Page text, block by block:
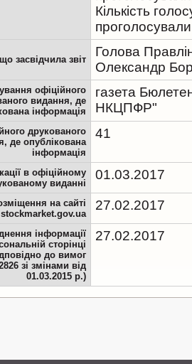
Кількість
засвідчила звіт
Голова
Олександр
офіційного
видання, де
інформація
газета
НКЦПФР"
друкованого
де опублікована
інформація
41
в офіційному
виданні
01.03.2017
на сайті
stockmarket.gov.ua
27.02.2017
інформації
сторінці
до вимог
зі змінами від
01.03.2015 р.)
27.02.2017